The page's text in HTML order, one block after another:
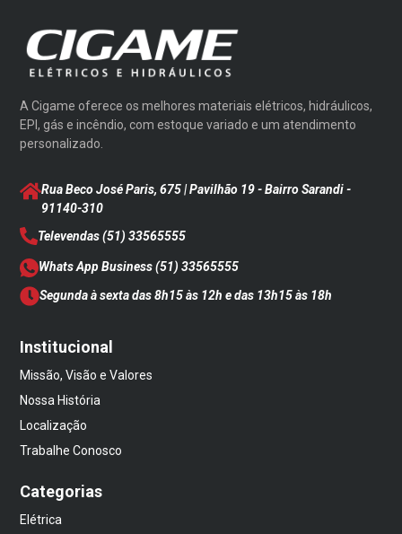
A Cigame oferece os melhores materiais elétricos, hidráulicos,
EPI, gás e incêndio, com estoque variado e um atendimento
personalizado.
Rua Beco José Paris, 675 | Pavilhão 19 - Bairro Sarandi-
91140-310
Televendas(51) 33565555
Whats App Business(51) 33565555
Segunda à sexta das 8h15 às 12h e das 13h15 às 18h
Institucional
Missão, Visão e Valores
Nossa História
Localização
Trabalhe Conosco
Categorias
Elétrica